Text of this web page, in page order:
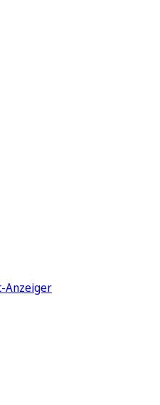
Anzeiger